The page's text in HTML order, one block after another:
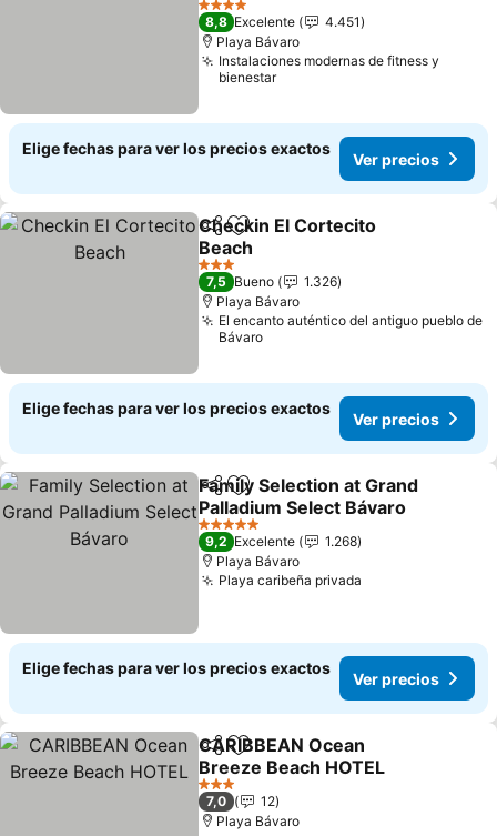
Ver precios
4 Estrellas
8,8 Excelente
4.451
Playa Bávaro
Instalaciones modernas de fitness y
bienestar
Elige fechas para ver los precios exactos
Ver precios
CompartirAgregar a favoritos
Checkin El Cortecito
Beach
Ver precios
3 Estrellas
7,5 Bueno
1.326
Playa Bávaro
El encanto auténtico del antiguo pueblo de
Bávaro
Elige fechas para ver los precios exactos
Ver precios
CompartirAgregar a favoritos
Family Selection at Grand
Palladium Select Bávaro
Ver precios
5 Estrellas
9,2 Excelente
1.268
Playa Bávaro
Playa caribeña privada
Elige fechas para ver los precios exactos
Ver precios
CompartirAgregar a favoritos
CARIBBEAN Ocean
Breeze Beach HOTEL
Ver precios
3 Estrellas
7,0
12
Playa Bávaro